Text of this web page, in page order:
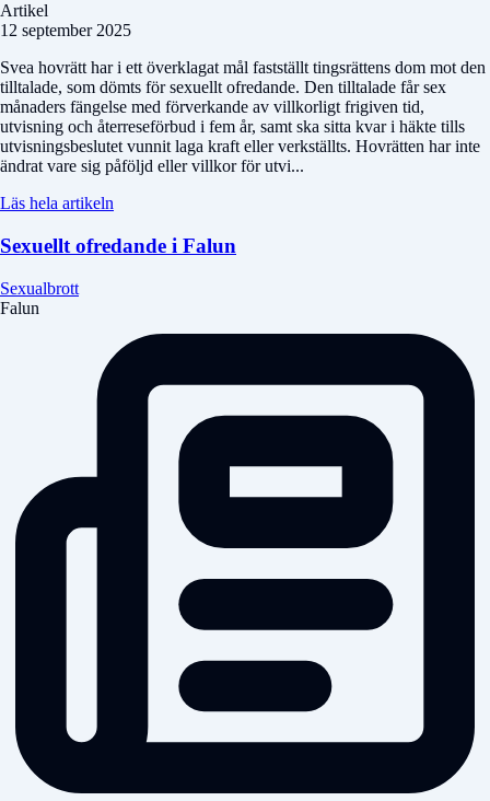
Artikel
12 september 2025
Svea hovrätt har i ett överklagat mål fastställt tingsrättens dom mot den
tilltalade, som dömts för sexuellt ofredande. Den tilltalade får sex
månaders fängelse med förverkande av villkorligt frigiven tid,
utvisning och återreseförbud i fem år, samt ska sitta kvar i häkte tills
utvisningsbeslutet vunnit laga kraft eller verkställts. Hovrätten har inte
ändrat vare sig påföljd eller villkor för utvi...
Läs hela artikeln
Sexuellt ofredande i Falun
Sexualbrott
Falun